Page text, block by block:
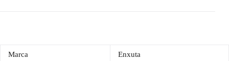
Marca Enxuta